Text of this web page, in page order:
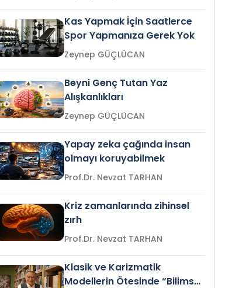
Kas Yapmak İçin Saatlerce
Spor Yapmanıza Gerek Yok
Zeynep GÜÇLÜCAN
Beyni Genç Tutan Yaz
Alışkanlıkları
Zeynep GÜÇLÜCAN
Yapay zeka çağında insan
olmayı koruyabilmek
Prof.Dr. Nevzat TARHAN
Kriz zamanlarında zihinsel
zırh
Prof.Dr. Nevzat TARHAN
Klasik ve Karizmatik
Modellerin Ötesinde “Bilimsel